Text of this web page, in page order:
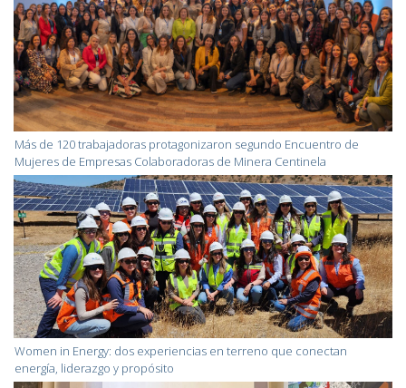
Más de 120 trabajadoras protagonizaron segundo Encuentro de
Mujeres de Empresas Colaboradoras de Minera Centinela
Women in Energy: dos experiencias en terreno que conectan
energía, liderazgo y propósito